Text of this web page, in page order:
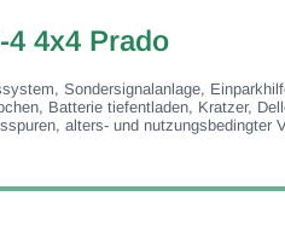
4 4x4 Prado
Sondersignalanlage,
Batterie tiefentladen, Kratzer,
alters- und nutzungsbedingter